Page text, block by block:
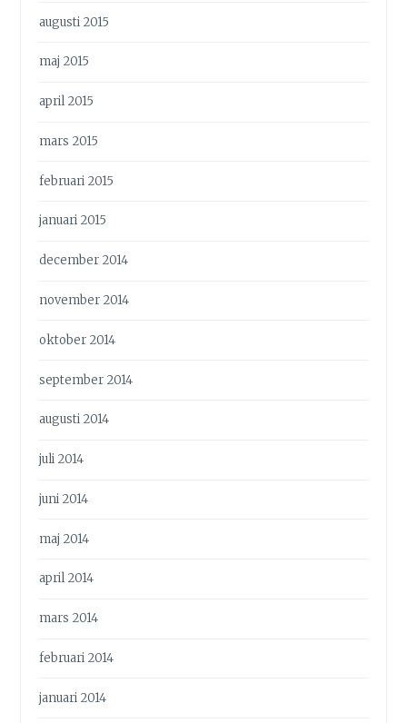
augusti 2015
maj 2015
april 2015
mars 2015
februari 2015
januari 2015
december 2014
november 2014
oktober 2014
september 2014
augusti 2014
juli 2014
juni 2014
maj 2014
april 2014
mars 2014
februari 2014
januari 2014